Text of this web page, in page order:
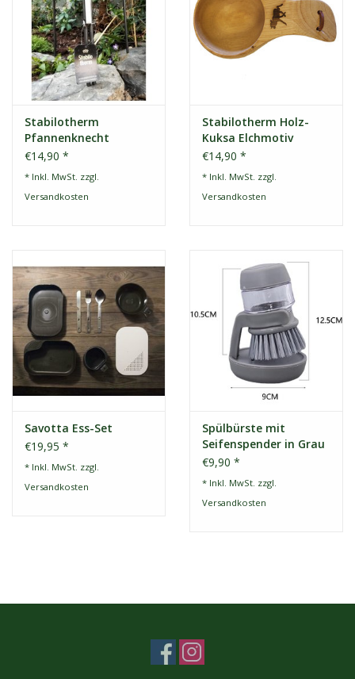
Stabilotherm
Pfannenknecht
€14,90 *
* Inkl. MwSt. zzgl.
Versandkosten
Stabilotherm Holz-
Kuksa Elchmotiv
€14,90 *
* Inkl. MwSt. zzgl.
Versandkosten
Savotta Ess-Set
€19,95 *
* Inkl. MwSt. zzgl.
Versandkosten
Spülbürste mit
Seifenspender in Grau
€9,90 *
* Inkl. MwSt. zzgl.
Versandkosten